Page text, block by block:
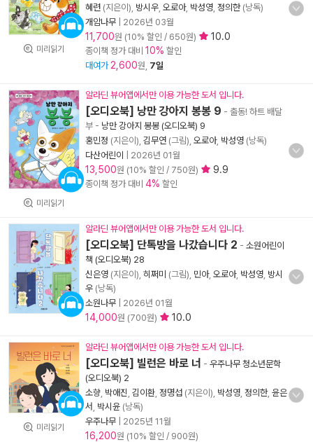
미리읽기
혜련 (지은이), 방시우 오로아, 박성영 정의한(낭독)
개암나무
2026년 03월
11,700원 (10% 할인 / 650원) 10.0
종이책 정가 대비 10% 할인
대여가 2,600원, 7일
미리읽기
알라딘 뷰어앱에서만 이용 가능한 도서 입니다.
[오디오북] 낭만 강아지 봉봉 9 - 출동! 하트 배달
부 - 낭만 강아지 봉봉 (오디오북) 9
홍민정 (지은이), 김무연 (그림), 오로아, 박성영 (낭독)
다산어린이
2026년 01월
13,500원 (10% 할인 / 750원) 9.9
종이책 정가 대비 4% 할인
알라딘 뷰어앱에서만 이용 가능한 도서 입니다.
[오디오북] 단톡방을 나갔습니다 2 - 소원어린이
책 (오디오북) 28
신은영 (지은이), 히쩌미 (그림), 민아, 오로아, 박성영 방시
우 (낭독)
소원나무
2026년 01월
14,000원 (700원) 10.0
미리읽기
알라딘 뷰어앱에서만 이용 가능한 도서 입니다.
[오디오북] 빌런은 바로 너 - 우주나무 청소년문학
(오디오북) 2
소향 박애진 김이환 정명섭 (지은이), 박성영 정의한, 윤은
서 박시윤 (낭독)
우주나무
2025년 11월
16,200원 (10% 할인 / 900원)